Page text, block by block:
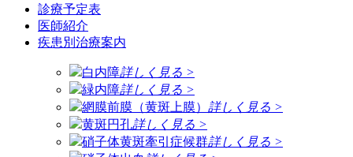
診療予定表
医師紹介
疾患別治療案内
白内障詳しく見る >
緑内障詳しく見る >
網膜前膜（黄斑上膜） 詳しく見る >
黄斑円孔詳しく見る >
硝子体黄斑牽引症候群詳しく見る >